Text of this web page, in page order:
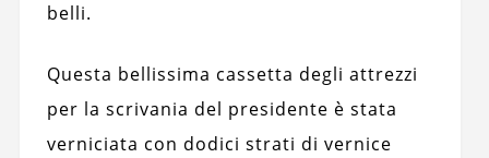
belli.
Questa bellissima cassetta degli attrezzi
per la scrivania del presidente è stata
verniciata con dodici strati di vernice